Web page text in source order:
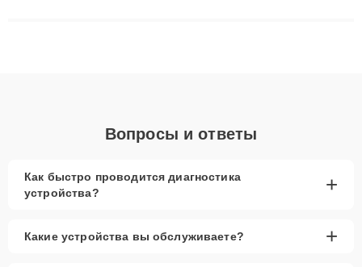
Вопросы и ответы
Как быстро проводится диагностика
устройства?
+
Какие устройства вы обслуживаете? +